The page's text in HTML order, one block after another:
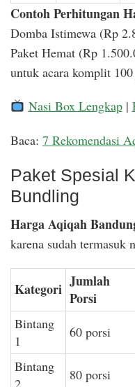
Contoh Perhitungan
Domba Istimewa (Rp
Paket Hemat (Rp
untuk acara komplit
Nasi Box Lengkap|
Baca: 7 Rekomendasi
Paket Spesial
Bundling
Harga Aqiqah
karena sudah termasuk
Kategori Jumlah
Porsi
Bintang
1
60 porsi
Bintang
2
80 porsi